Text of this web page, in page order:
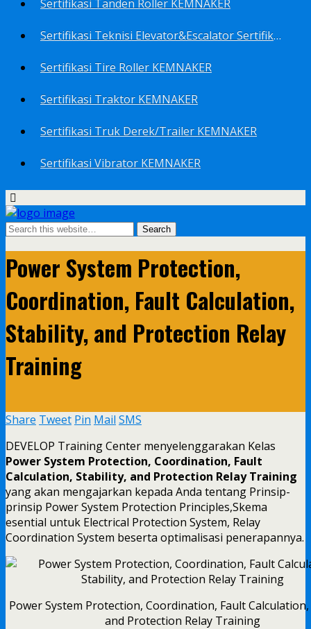
Sertifikasi Tanden Roller KEMNAKER
Sertifikasi Teknisi Elevator&Escalator Sertifikat Kemenaker KEMNAKER
Sertifikasi Tire Roller KEMNAKER
Sertifikasi Traktor KEMNAKER
Sertifikasi Truk Derek/Trailer KEMNAKER
Sertifikasi Vibrator KEMNAKER
Power System Protection,
Coordination, Fault Calculation,
Stability, and Protection Relay
Training
Share Tweet Pin Mail SMS
DEVELOP Training Center menyelenggarakan Kelas
Power System Protection, Coordination, Fault
Calculation, Stability, and Protection Relay Training
yang akan mengajarkan kepada Anda tentang Prinsip-
prinsip Power System Protection Principles,Skema
esential untuk Electrical Protection System, Relay
Coordination System beserta optimalisasi penerapannya.
Power System Protection, Coordination, Fault
and Protection Relay Training